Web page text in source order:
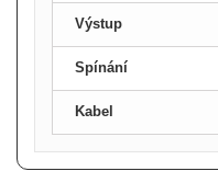
Výstup
Spínání
Kabel